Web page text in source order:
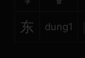
东 dung1